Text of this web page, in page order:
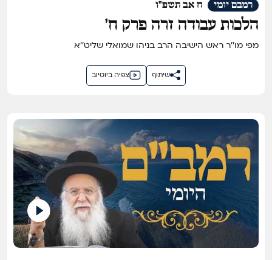
ח אב תשפ"ו רמבם יומי
הלכות עבודה זרה פרק ח'
מפי מו''ר ראש הישיבה הרב בניהו שמואלי שליט''א
צפיה ביוטיוב שיתוף